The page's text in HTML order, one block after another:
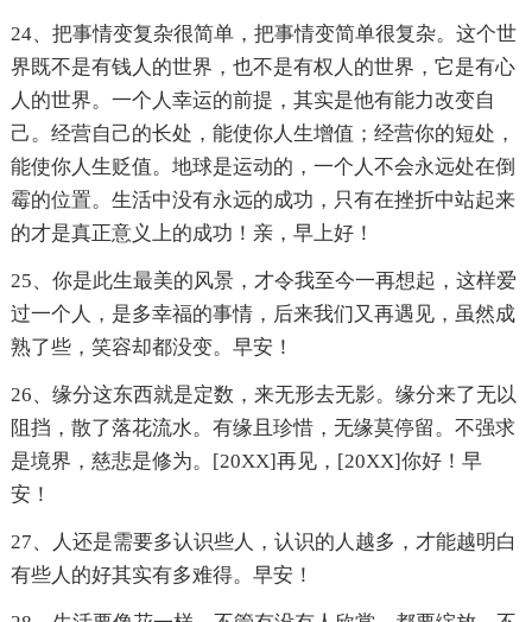
24、把事情变复杂很简单，把事情变简单很复杂。这个世
界既不是有钱人的世界，也不是有权人的世界，它是有心
人的世界。一个人幸运的前提，其实是他有能力改变自
己。经营自己的长处，能使你人生增值；经营你的短处，
能使你人生贬值。地球是运动的，一个人不会永远处在倒
霉的位置。生活中没有永远的成功，只有在挫折中站起来
的才是真正意义上的成功！亲，早上好！
25、你是此生最美的风景，才令我至今一再想起，这样爱
过一个人，是多幸福的事情，后来我们又再遇见，虽然成
熟了些，笑容却都没变。早安！
26、缘分这东西就是定数，来无形去无影。缘分来了无以
阻挡，散了落花流水。有缘且珍惜，无缘莫停留。不强求
是境界，慈悲是修为。[20XX]再见，[20XX]你好！早
安！
27、人还是需要多认识些人，认识的人越多，才能越明白
有些人的好其实有多难得。早安！